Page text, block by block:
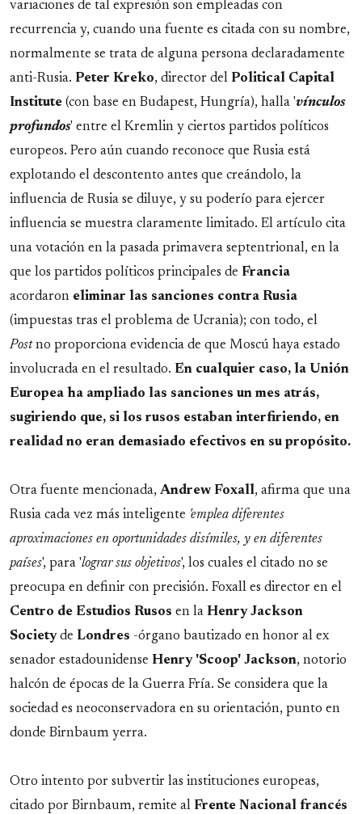
variaciones de tal expresión son empleadas con
recurrencia y, cuando una fuente es citada con su nombre,
normalmente se trata de alguna persona declaradamente
anti-Rusia. Peter Kreko, director del Political Capital
Institute (con base en Budapest, Hungría), halla 'vínculos
profundos' entre el Kremlin y ciertos partidos políticos
europeos. Pero aún cuando reconoce que Rusia está
explotando el descontento antes que creándolo, la
influencia de Rusia se diluye, y su poderío para ejercer
influencia se muestra claramente limitado. El artículo cita
una votación en la pasada primavera septentrional, en la
que los partidos políticos principales de Francia
acordaron eliminar las sanciones contra Rusia
(impuestas tras el problema de Ucrania); con todo, el
Postno proporciona evidencia de que Moscú haya estado
involucrada en el resultado. En cualquier caso, la Unión
Europea ha ampliado las sanciones un mes atrás,
sugiriendo que, si los rusos estaban interfiriendo, en
realidad no eran demasiado efectivos en su propósito.
Otra fuente mencionada, Andrew Foxall, afirma que una
Rusia cada vez más inteligente 'emplea diferentes
aproximaciones en oportunidades disímiles, y en diferentes
países', para 'lograr sus objetivos', los cuales el citado no se
preocupa en definir con precisión. Foxall es director en el
Centro de Estudios Rusos en la Henry Jackson
Societyde Londres -órgano bautizado en honor al ex
senador estadounidense Henry 'Scoop' Jackson, notorio
halcón de épocas de la Guerra Fría. Se considera que la
sociedad es neoconservadora en su orientación, punto en
donde Birnbaum yerra.
Otro intento por subvertir las instituciones europeas,
citado por Birnbaum, remite al Frente Nacional francés